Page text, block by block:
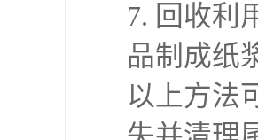
7. 回收利
品制成纸
以上方法